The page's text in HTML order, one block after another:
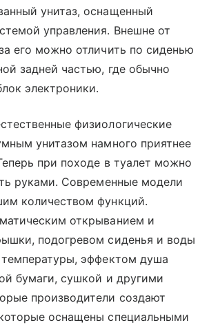
унитаз, оснащенный
управления. Внешне от
его можно отличить по сиденью
задней частью, где обычно
электроники.
физиологические
унитазом намного приятнее
при походе в туалет можно
руками. Современные модели
количеством функций.
открыванием и
подогревом сиденья и воды
эффектом душа
бумаги, сушкой и другими
производители создают
оснащены специальными